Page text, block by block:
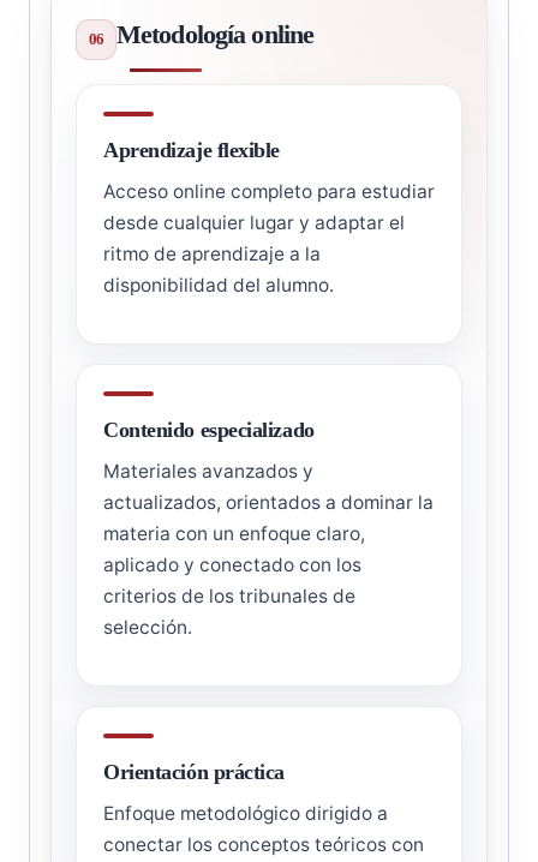
Metodología online
Aprendizaje flexible
Acceso online completo para estudiar
desde cualquier lugar y adaptar el
ritmo de aprendizaje a la
disponibilidad del alumno.
Contenido especializado
Materiales avanzados y
actualizados, orientados a dominar la
materia con un enfoque claro,
aplicado y conectado con los
criterios de los tribunales de
selección.
Orientación práctica
Enfoque metodológico dirigido a
conectar los conceptos teóricos con